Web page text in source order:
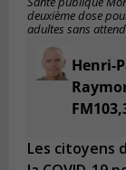
deuxième dose
adultes sans
Henri-
Les citoyens